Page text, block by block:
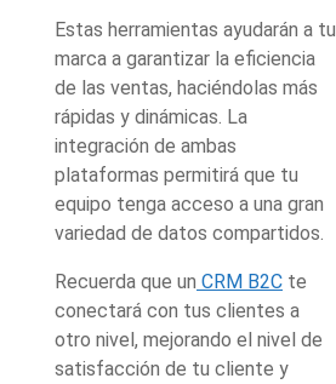
Estas herramientas ayudarán a tu
marca a garantizar la eficiencia
de las ventas, haciéndolas más
rápidas y dinámicas. La
integración de ambas
plataformas permitirá que tu
equipo tenga acceso a una gran
variedad de datos compartidos.
Recuerda que un CRM B2C te
conectará con tus clientes a
otro nivel, mejorando el nivel de
satisfacción de tu cliente y